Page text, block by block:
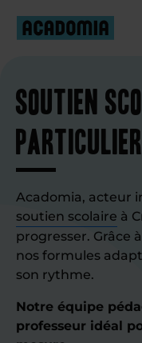
Soutien
Acadomia, acteur
soutien scolaire à
progresser. Grâce
nos formules
son rythme.
Notre équipe
professeur idéal